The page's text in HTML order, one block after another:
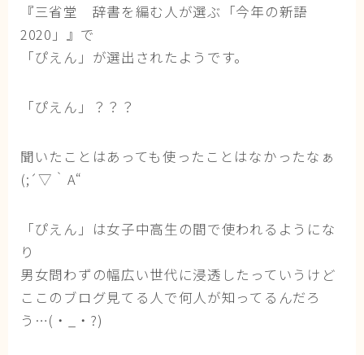
お役立ち情報（ねこに優しいインテリア、災害対
策）
『三省堂 辞書を編む人が選ぶ「今年の新語
2020」』で
「ぴえん」が選出されたようです。
「ぴえん」？？？
聞いたことはあっても使ったことはなかったなぁ
(;´▽｀A“
「ぴえん」は女子中高生の間で使われるようにな
り
男女問わずの幅広い世代に浸透したっていうけど
ここのブログ見てる人で何人が知ってるんだろ
う…(・_・?)